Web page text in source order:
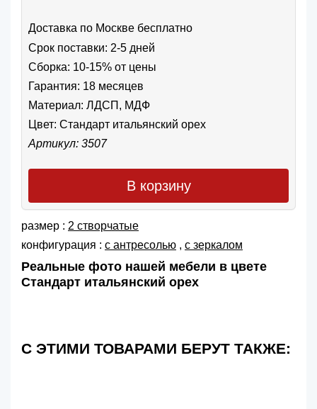
Доставка по Москве бесплатно
Срок поставки: 2-5 дней
Сборка: 10-15% от цены
Гарантия: 18 месяцев
Материал: ЛДСП, МДФ
Цвет: Стандарт итальянский орех
Артикул: 3507
В корзину
размер : 2 створчатые
конфигурация : с антресолью , с зеркалом
Реальные фото нашей мебели в цвете
Стандарт итальянский орех
С ЭТИМИ ТОВАРАМИ БЕРУТ ТАКЖЕ: